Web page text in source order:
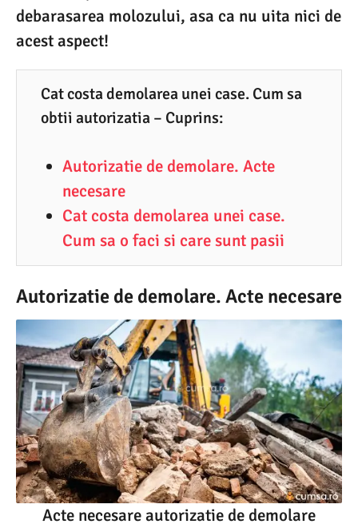
1
9
.
debarasarea molozului, asa ca nu uita nici de
acest aspect!
Cat costa demolarea unei case. Cum sa
obtii autorizatia – Cuprins:
Autorizatie de demolare. Acte
necesare
Cat costa demolarea unei case.
Cum sa o faci si care sunt pasii
Autorizatie de demolare. Acte necesare
Acte necesare autorizatie de demolare